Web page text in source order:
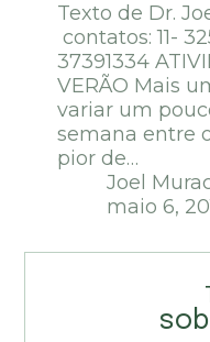
Texto de Dr.
contatos: 11-
37391334
VERÃO Mais
variar um
semana entre
pior de…
Joel
maio 6,